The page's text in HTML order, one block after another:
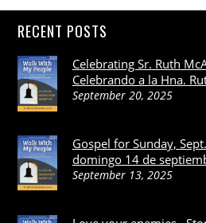
RECENT POSTS
Celebrating Sr. Ruth
Celebrando a la Hna.
September 20, 2025
Gospel for Sunday,
domingo 14 de
September 13, 2025